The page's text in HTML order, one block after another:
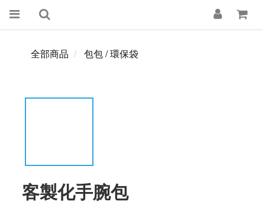
全部商品 包包 / 環保袋
客製化手腕包